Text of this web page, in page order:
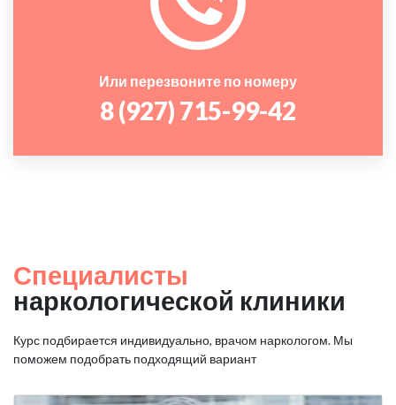
Или перезвоните по номеру
8 (927) 715-99-42
Специалисты
наркологической клиники
Курс подбирается индивидуально, врачом наркологом. Мы
поможем подобрать подходящий вариант